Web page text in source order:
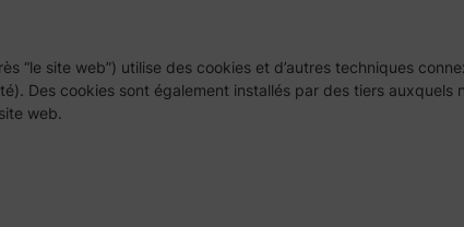
“le site web”) utilise des cookies et d’autres techniques
Des cookies sont également installés par des tiers
web.